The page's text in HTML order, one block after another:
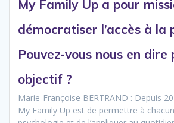
My Family Up a pour
démocratiser l’accès à la
Pouvez-vous nous en dire
objectif ?
Marie-Françoise BERTRAND : Depuis
My Family Up est de permettre à